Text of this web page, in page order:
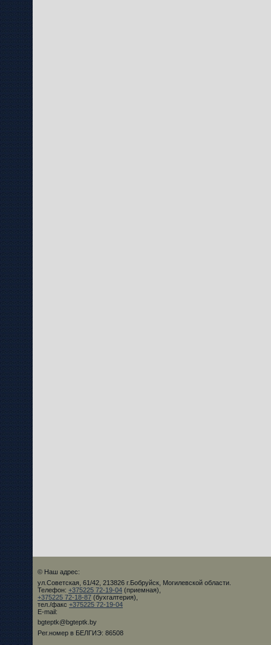
© Наш адрес:
ул.Советская, 61/42, 213826 г.Бобруйск, Могилевской области.
Телефон: +375225 72-19-04 (приемная),
+375225 72-18-87 (бухгалтерия),
тел./факс +375225 72-19-04
E-mail:
bgteptk@bgteptk.by
Рег.номер в БЕЛГИЭ: 86508